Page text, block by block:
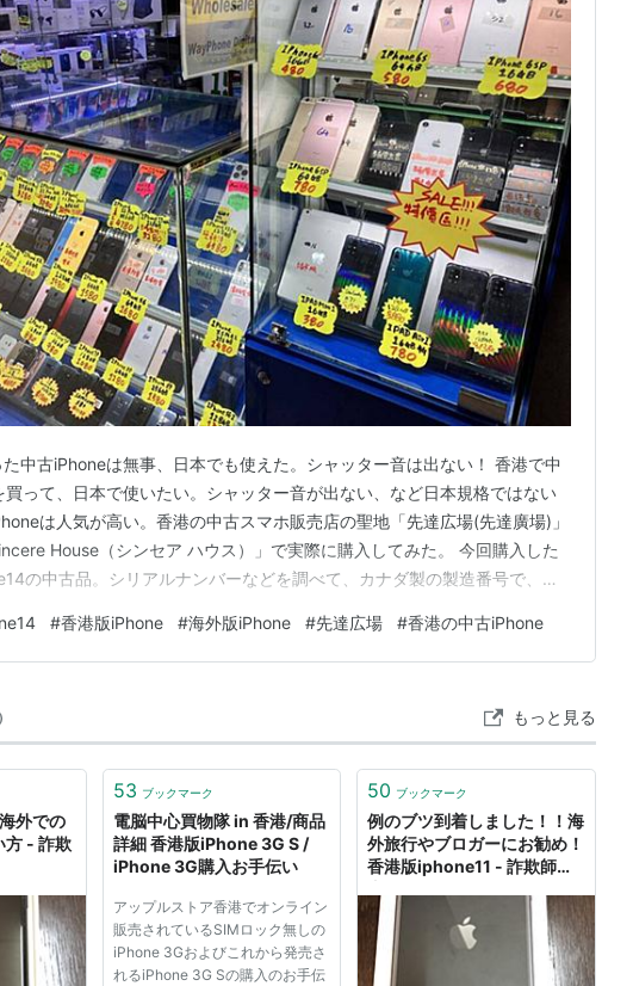
中古iPhoneは無事、日本でも使えた。シャッター音は出ない！ 香港で中
買って、日本で使いたい。シャッター音が出ない、など日本規格ではない
は人気が高い。香港の中古スマホ販売店の聖地「先達広場(先達廣場)」
House（シンセア ハウス）」で実際に購入してみた。 今回購入した
の中古品。シリアルナンバーなどを調べて、カナダ製の製造番号で、
って帰ってきてauのSIMカードを入れ替えて使っているが、今のところ問
…
#香港版iPhone #海外版iPhone #先達広場 #香港の中古iPhone
もっと見る
外での
方 - 詐欺
53 ブックマーク
電脳中心買物隊 in 香港/商品
詳細 香港版iPhone 3G S /
iPhone 3G購入お手伝い
アップルストア香港でオンライン
販売されているSIMロック無しの
iPhone 3Gおよびこれから発売さ
れるiPhone 3G Sの購入のお手伝
50 ブックマーク
例のブツ到着しました！！海
外旅行やブロガーにお勧め！
香港版iphone11 - 詐欺師自